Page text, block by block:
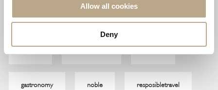
Allow all cookies
Deny
TAGS
gastronomy noble resposibletravel